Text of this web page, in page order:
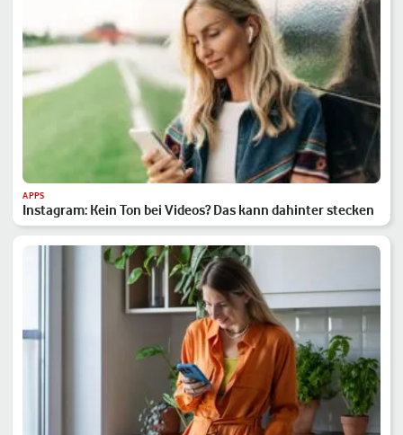
APPS
Instagram: Kein Ton bei Videos? Das kann dahinter stecken